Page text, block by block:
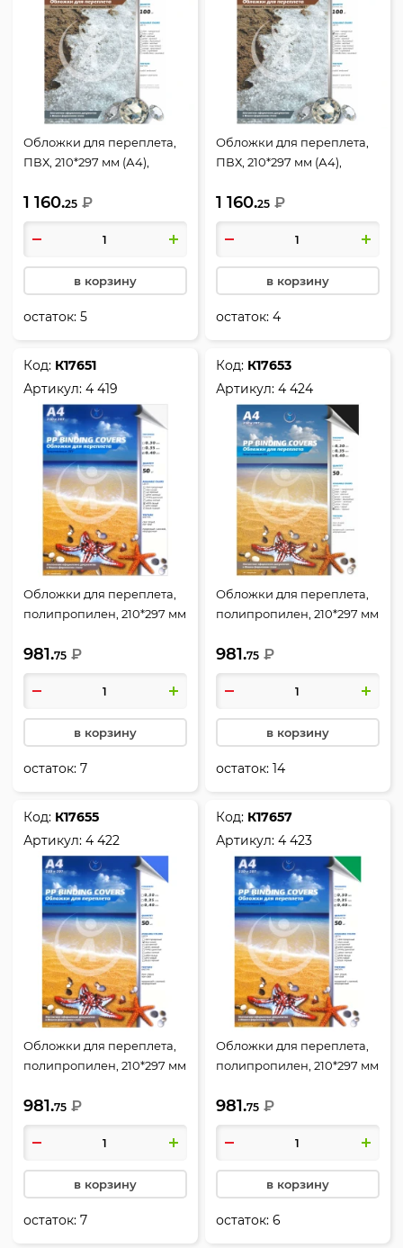
Обложки для переплета,
ПВХ, 210*297 мм (А4),
кристалл, 100 шт, РеалИСТ
1 160.25 ₽
в корзину
остаток:5
Обложки для переплета,
ПВХ, 210*297 мм (А4),
кристалл, 100 шт, РеалИСТ
1 160.25 ₽
в корзину
остаток:4
Код: К17651
Артикул:4 419
Обложки для переплета,
полипропилен, 210*297 мм
РеалИСТ
981.75 ₽
в корзину
остаток:7
Код: К17653
Артикул:4 424
Обложки для переплета,
полипропилен, 210*297 мм
РеалИСТ
981.75 ₽
в корзину
остаток:14
Код: К17655
Артикул:4 422
Обложки для переплета,
полипропилен, 210*297 мм
РеалИСТ
981.75 ₽
в корзину
остаток:7
Код: К17657
Артикул:4 423
Обложки для переплета,
полипропилен, 210*297 мм
шт, РеалИСТ
981.75 ₽
в корзину
остаток:6